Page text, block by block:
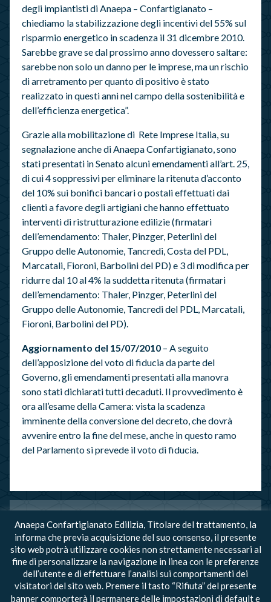
degli impiantisti di Anaepa – Confartigianato –
chiediamo la stabilizzazione degli incentivi del 55% sul
risparmio energetico in scadenza il 31 dicembre 2010.
Sarebbe grave se dal prossimo anno dovessero saltare:
sarebbe non solo un danno per le imprese, ma un rischio
di arretramento per quanto di positivo è stato
realizzato in questi anni nel campo della sostenibilità e
dell’efficienza energetica”.
Grazie alla mobilitazione di Rete Imprese Italia, su
segnalazione anche di Anaepa Confartigianato, sono
stati presentati in Senato alcuni emendamenti all’art. 25,
di cui 4 soppressivi per eliminare la ritenuta d’acconto
del 10% sui bonifici bancari o postali effettuati dai
clienti a favore degli artigiani che hanno effettuato
interventi di ristrutturazione edilizie (firmatari
dell’emendamento: Thaler, Pinzger, Peterlini del
Gruppo delle Autonomie, Tancredi, Costa del PDL,
Marcatali, Fioroni, Barbolini del PD) e 3 di modifica per
ridurre dal 10 al 4% la suddetta ritenuta (firmatari
dell’emendamento: Thaler, Pinzger, Peterlini del
Gruppo delle Autonomie, Tancredi del PDL, Marcatali,
Fioroni, Barbolini del PD).
Aggiornamento del 15/07/2010 – A seguito
dell’apposizione del voto di fiducia da parte del
Governo, gli emendamenti presentati alla manovra
sono stati dichiarati tutti decaduti. Il provvedimento è
ora all’esame della Camera: vista la scadenza
imminente della conversione del decreto, che dovrà
avvenire entro la fine del mese, anche in questo ramo
del Parlamento si prevede il voto di fiducia.
DOCUMENTI ALLEGATI
Agenzia Entrate - Provv. Ritenuta Bonifici
Anaepa Confartigianato Edilizia, Titolare del trattamento, la
informa che previa acquisizione del suo consenso, il presente
sito web potrà utilizzare cookies non strettamente necessari al
fine di personalizzare la navigazione in linea con le preferenze
dell’utente e di effettuare l’analisi sui comportamenti dei
visitatori del sito web. Premere il tasto “Rifiuta” del presente
banner comporterà il permanere delle impostazioni di default e